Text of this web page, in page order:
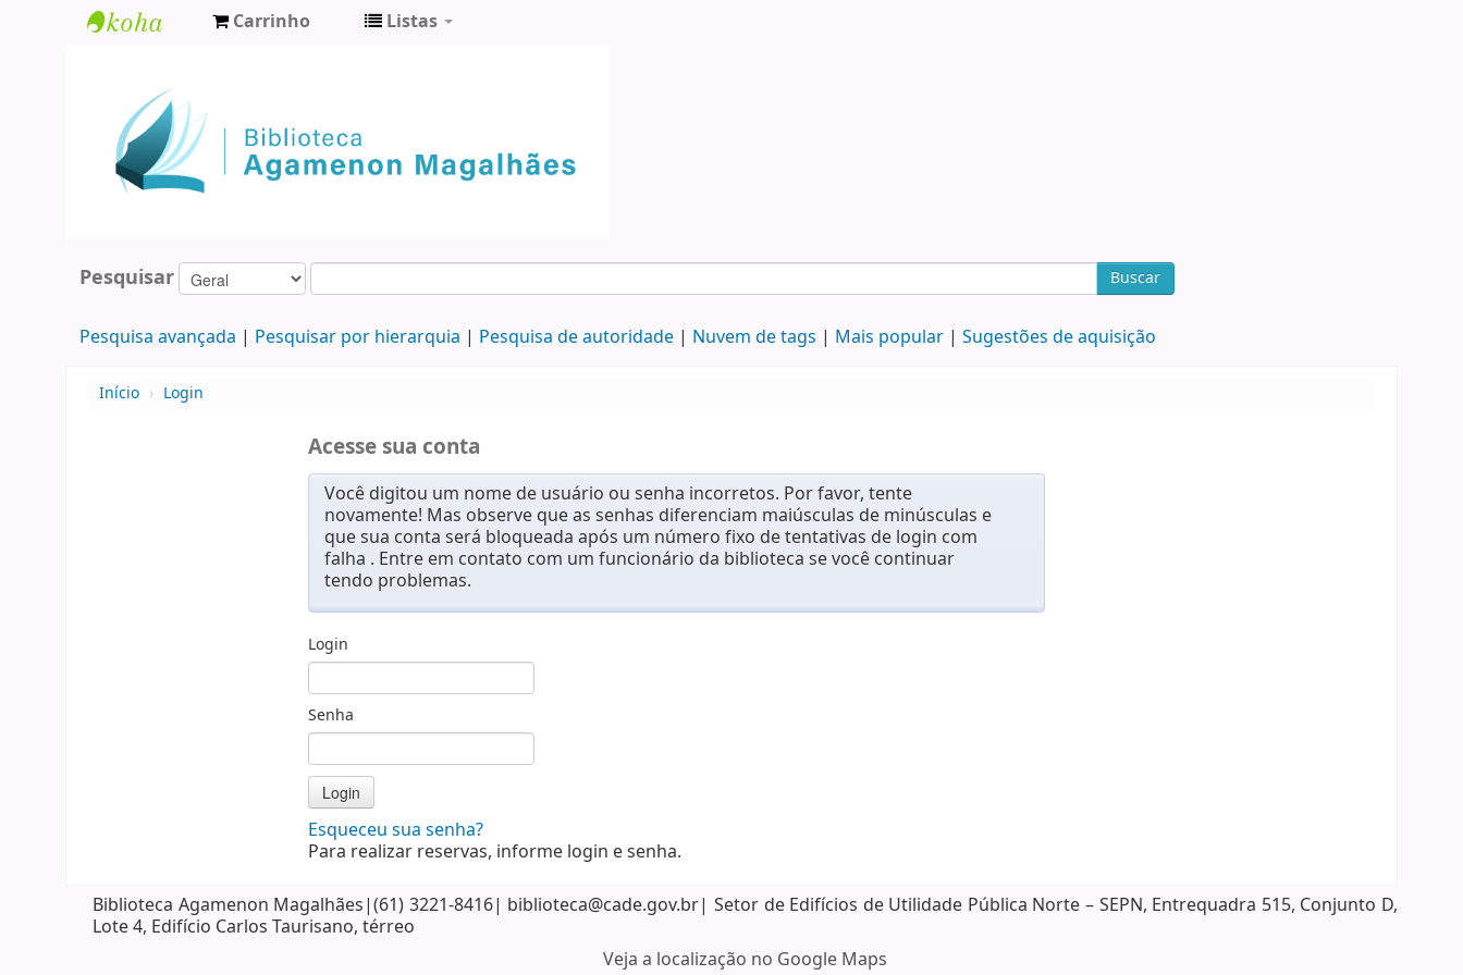
Agamenon
Magalhães
Carrinho Listas
Pesquisar Buscar
Pesquisa avançada Pesquisar por hierarquia Pesquisa de autoridade Nuvem de tags Mais popular Sugestões de aquisição
Início › Login
Acesse sua conta
Você digitou um nome de usuário ou senha incorretos. Por favor, tente
novamente! Mas observe que as senhas diferenciam maiúsculas de minúsculas e
que sua conta será bloqueada após um número fixo de tentativas de login com
falha . Entre em contato com um funcionário da biblioteca se você continuar
tendo problemas.
Login
Senha
Esqueceu sua senha?
Para realizar reservas, informe login e senha.
Biblioteca Agamenon Magalhães|(61) 3221-8416| biblioteca@cade.gov.br| Setor de Edifícios de Utilidade Pública Norte – SEPN, Entrequadra 515, Conjunto D,
Lote 4, Edifício Carlos Taurisano, térreo
Veja a localização no Google Maps